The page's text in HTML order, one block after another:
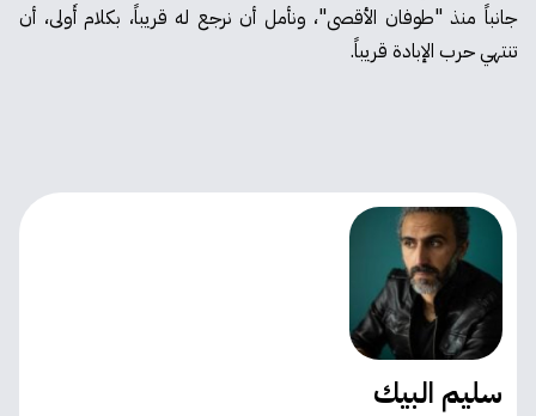
جانباً منذ "طوفان الأقصى"، ونأمل أن نرجع له قريباً، بكلام أَولى، أن
تنتهي حرب الإبادة قريباً.
سليم البيك